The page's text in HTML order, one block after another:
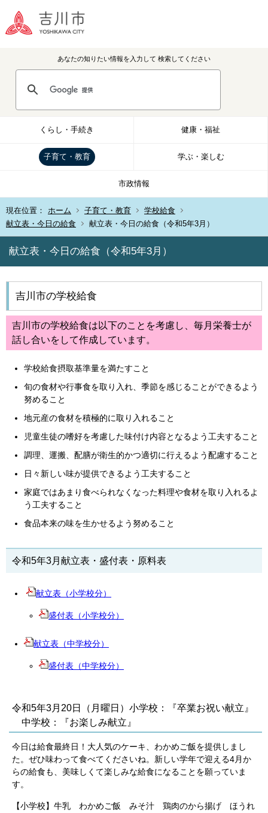
あなたの知りたい情報を入力して 検索してください
くらし・手続き 健康・福祉
子育て・教育 学ぶ・楽しむ
市政情報
現在位置： ホーム 子育て・教育
学校給食
献立表・今日の給食
献立表・今日の給食（令和5年3月）
献立表・今日の給食（令和5年3月）
吉川市の学校給食
吉川市の学校給食は以下のことを考慮し、毎月栄養士が
話し合いをして作成しています。
学校給食摂取基準量を満たすこと
旬の食材や行事食を取り入れ、季節を感じることができるよう
努めること
地元産の食材を積極的に取り入れること
児童生徒の嗜好を考慮した味付け内容となるよう工夫すること
調理、運搬、配膳が衛生的かつ適切に行えるよう配慮すること
日々新しい味が提供できるよう工夫すること
家庭ではあまり食べられなくなった料理や食材を取り入れるよ
う工夫すること
食品本来の味を生かせるよう努めること
令和5年3月献立表・盛付表・原料表
献立表（小学校分）
盛付表（小学校分）
献立表（中学校分）
盛付表（中学校分）
令和5年3月20日（月曜日）小学校：『卒業お祝い献立』
中学校：『お楽しみ献立』
今日は給食最終日！大人気のケーキ、わかめご飯を提供しまし
た。ぜひ味わって食べてくださいね。新しい学年で迎える4月か
らの給食も、美味しくて楽しみな給食になることを願っていま
す。
【小学校】牛乳 わかめご飯 みそ汁 鶏肉のから揚げ ほうれ